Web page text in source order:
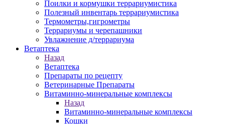
Поилки и кормушки террариумистика
Полезный инвентарь террариумистика
Термометры,гигрометры
Террариумы и черепашники
Увлажнение д/террариума
Ветаптека
Назад
Ветаптека
Препараты по рецепту
Ветеринарные Препараты
Витаминно-минеральные комплексы
Назад
Витаминно-минеральные комплексы
Кошки